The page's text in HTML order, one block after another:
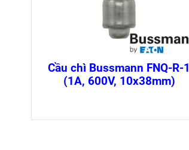
Cầu chì Bussmann FNQ-R-1
(1A, 600V, 10x38mm)